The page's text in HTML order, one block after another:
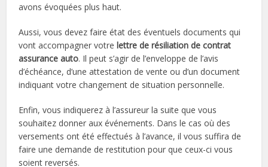
avons évoquées plus haut.
Aussi, vous devez faire état des éventuels documents qui
vont accompagner votrelettre de résiliation de contrat
assurance auto. Il peut s’agir de l’enveloppe de l’avis
d’échéance, d’une attestation de vente ou d’un document
indiquant votre changement de situation personnelle.
Enfin, vous indiquerez à l’assureur la suite que vous
souhaitez donner aux événements. Dans le cas où des
versements ont été effectués à l’avance, il vous suffira de
faire une demande de restitution pour que ceux-ci vous
soient reversés.